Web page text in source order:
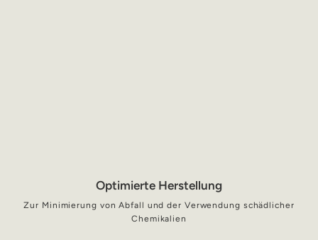
Optimierte Herstellung
Zur Minimierung von Abfall und der Verwendung schädlicher
Chemikalien